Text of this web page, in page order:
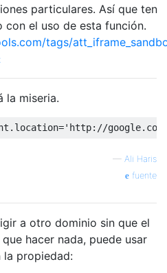
particulares. Así que ten
con el uso de esta función.
tags/
la miseria.
. location='http://
— Ali Haris
fuente
a otro dominio sin que el
hacer nada, puede usar
la propiedad: